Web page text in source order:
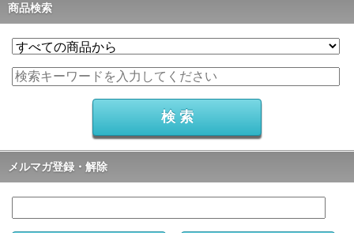
商品検索
メルマガ登録・解除